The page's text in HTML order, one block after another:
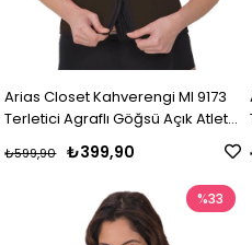
Arias Closet Kahverengi MI 9173
Terletici Agraflı Göğsü Açık Atlet
₺399,90
₺599,90
%33